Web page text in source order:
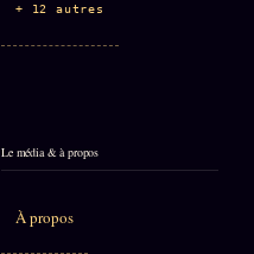
+ 12 autres
Le média & à propos
À propos